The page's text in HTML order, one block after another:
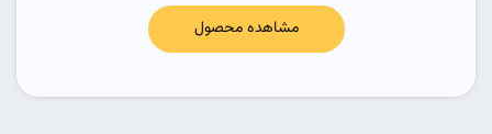
مشاهده محصول